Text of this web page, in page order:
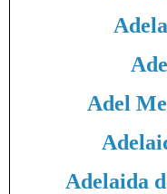
Adel
Adelaida